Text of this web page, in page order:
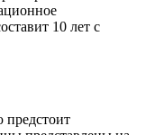
10 лет с
предстоит